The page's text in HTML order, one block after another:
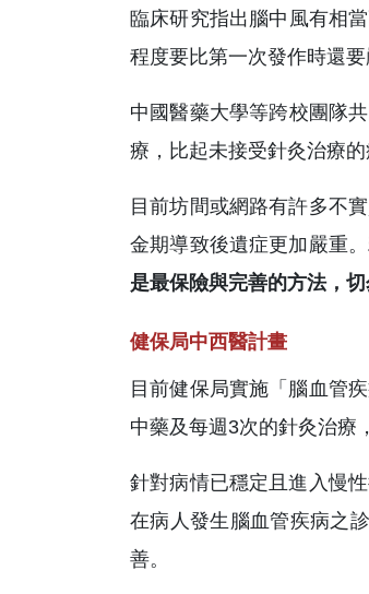
臨床研究指出腦中風有相
程度要比第一次發作時還
中國醫藥大學等跨校團隊
療，比起未接受針灸治療
目前坊間或網路有許多不
金期導致後遺症更加嚴重。
是最保險與完善的方法，
健保局中西醫計畫
目前健保局實施「腦血管
中藥及每週3次的針灸治療
針對病情已穩定且進入慢
在病人發生腦血管疾病之
善。